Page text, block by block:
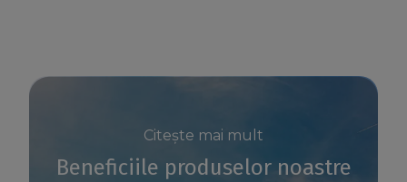
Citește mai mult
Beneficiile produselor noastre